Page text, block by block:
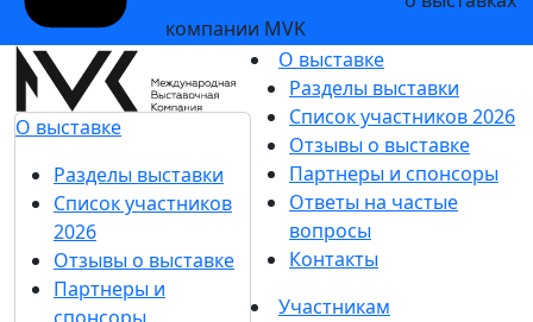
компании MVK
О выставке
Разделы выставки
Список участников
2026
Отзывы о выставке
Партнеры и
О выставке
Разделы выставки
Список участников 2026
Отзывы о выставке
Партнеры и спонсоры
Ответы на частые
вопросы
Контакты
Участникам